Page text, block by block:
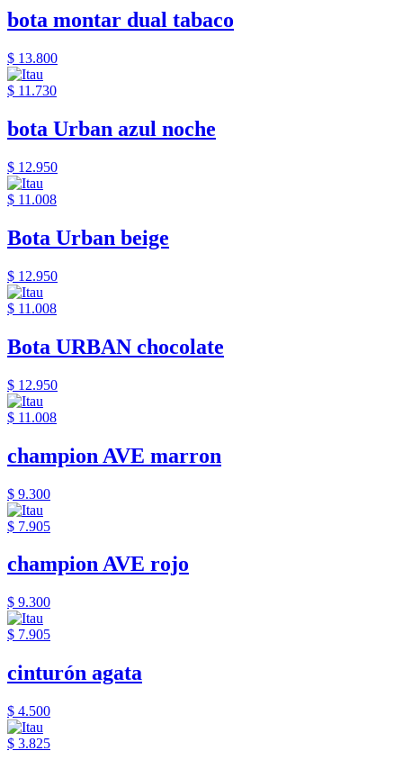
bota montar dual tabaco
$ 13.800
$ 11.730
bota Urban azul noche
$ 12.950
$ 11.008
Bota Urban beige
$ 12.950
$ 11.008
Bota URBAN chocolate
$ 12.950
$ 11.008
champion AVE marron
$ 9.300
$ 7.905
champion AVE rojo
$ 9.300
$ 7.905
cinturón agata
$ 4.500
$ 3.825